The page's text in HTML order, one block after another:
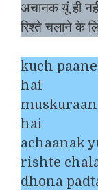
अचानक यूं ही
रिश्ते चलाने के
kuch
hai
hai
achaanak
rishte
dhona